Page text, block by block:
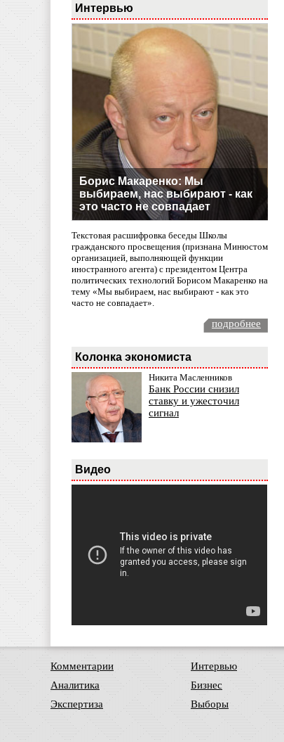
Интервью
Борис Макаренко: Мы
выбираем, нас выбирают - как
это часто не совпадает
Текстовая расшифровка беседы Школы
гражданского просвещения (признана Минюстом
организацией, выполняющей функции
иностранного агента) с президентом Центра
политических технологий Борисом Макаренко на
тему «Мы выбираем, нас выбирают - как это
часто не совпадает».
подробнее
Колонка экономиста
Никита Масленников
Банк России снизил
ставку и ужесточил
сигнал
Видео
Комментарии
Аналитика
Экспертиза
Интервью
Бизнес
Выборы